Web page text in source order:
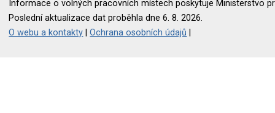
Informace o volných pracovních místech poskytuje Ministerstvo
Poslední aktualizace dat proběhla dne 6. 8. 2026.
O webu a kontakty |Ochrana osobních údajů